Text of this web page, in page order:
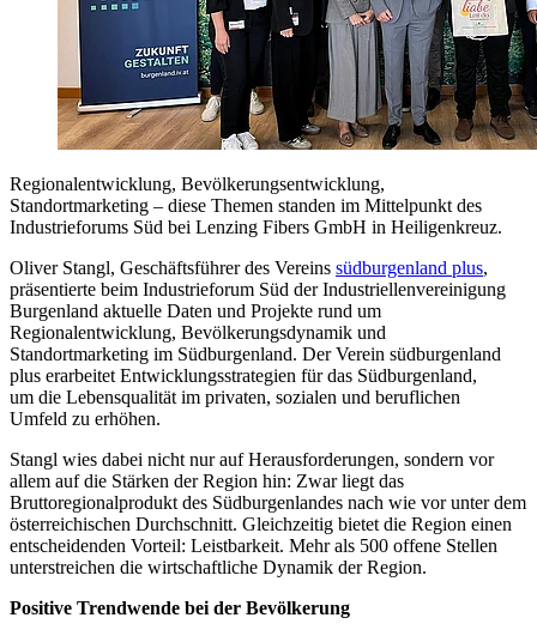
Regionalentwicklung, Bevölkerungsentwicklung,
Standortmarketing – diese Themen standen im Mittelpunkt des
Industrieforums Süd bei Lenzing Fibers GmbH in Heiligenkreuz.
Oliver Stangl, Geschäftsführer des Vereins südburgenland plus,
präsentierte beim Industrieforum Süd der Industriellenvereinigung
Burgenland aktuelle Daten und Projekte rund um
Regionalentwicklung, Bevölkerungsdynamik und
Standortmarketing im Südburgenland. Der Verein südburgenland
plus erarbeitet Entwicklungsstrategien für das Südburgenland,
um die Lebensqualität im privaten, sozialen und beruflichen
Umfeld zu erhöhen.
Stangl wies dabei nicht nur auf Herausforderungen, sondern vor
allem auf die Stärken der Region hin: Zwar liegt das
Bruttoregionalprodukt des Südburgenlandes nach wie vor unter dem
österreichischen Durchschnitt. Gleichzeitig bietet die Region einen
entscheidenden Vorteil: Leistbarkeit. Mehr als 500 offene Stellen
unterstreichen die wirtschaftliche Dynamik der Region.
Positive Trendwende bei der Bevölkerung